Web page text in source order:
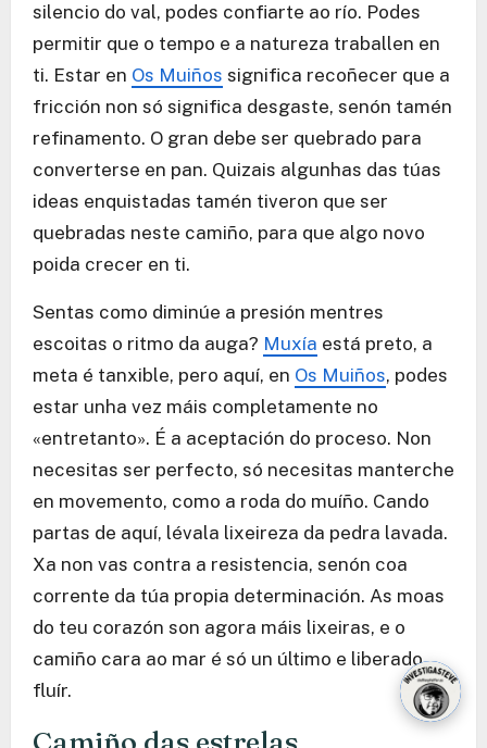
silencio do val, podes confiarte ao río. Podes
permitir que o tempo e a natureza traballen en
ti. Estar en Os Muiños significa recoñecer que a
fricción non só significa desgaste, senón tamén
refinamento. O gran debe ser quebrado para
converterse en pan. Quizais algunhas das túas
ideas enquistadas tamén tiveron que ser
quebradas neste camiño, para que algo novo
poida crecer en ti.
Sentas como diminúe a presión mentres
escoitas o ritmo da auga? Muxía está preto, a
meta é tanxible, pero aquí, en Os Muiños, podes
estar unha vez máis completamente no
«entretanto». É a aceptación do proceso. Non
necesitas ser perfecto, só necesitas manterche
en movemento, como a roda do muíño. Cando
partas de aquí, lévala lixeireza da pedra lavada.
Xa non vas contra a resistencia, senón coa
corrente da túa propia determinación. As moas
do teu corazón son agora máis lixeiras, e o
camiño cara ao mar é só un último e liberado
fluír.